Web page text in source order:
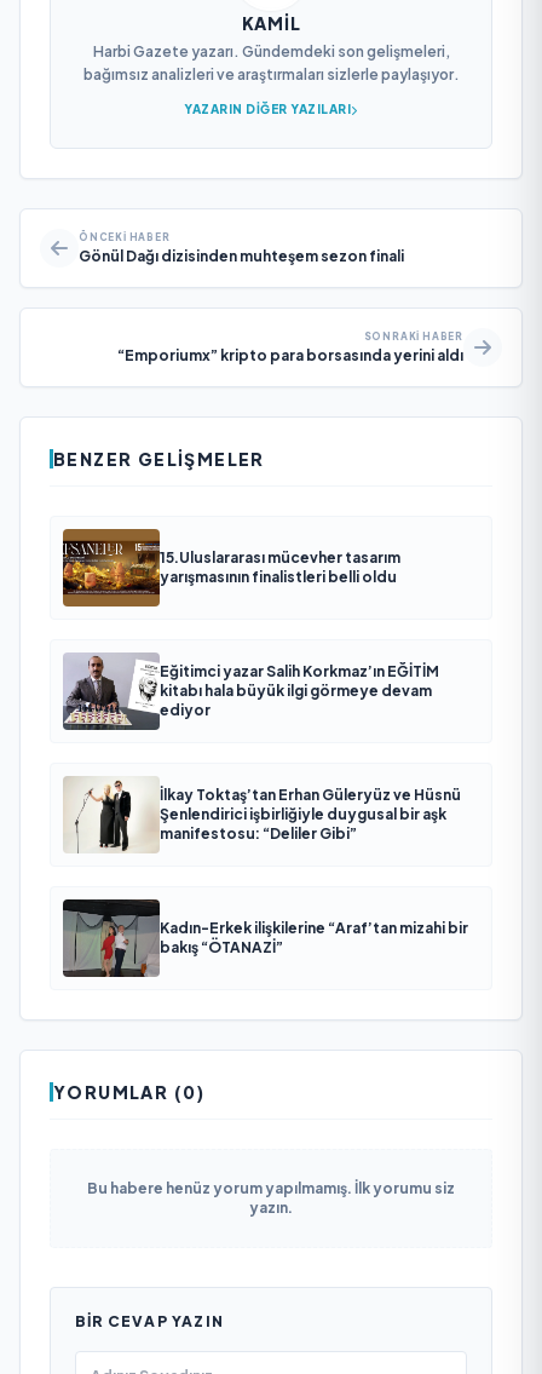
KAMIL
Harbi Gazete yazarı. Gündemdeki son gelişmeleri,
bağımsız analizleri ve araştırmaları sizlerle paylaşıyor.
YAZARIN DIĞER YAZILARI
ÖNCEKI HABER
Gönül Dağı dizisinden muhteşem sezon finali
SONRAKI HABER
“Emporiumx” kripto para borsasında yerini aldı
BENZER GELIŞMELER
15.Uluslararası mücevher tasarım
yarışmasının finalistleri belli oldu
Eğitimci yazar Salih Korkmaz’ın EĞİTİM
kitabı hala büyük ilgi görmeye devam
ediyor
İlkay Toktaş’tan Erhan Güleryüz ve Hüsnü
Şenlendirici işbirliğiyle duygusal bir aşk
manifestosu: “Deliler Gibi”
Kadın-Erkek ilişkilerine “Araf’tan mizahi bir
bakış “ÖTANAZİ”
YORUMLAR (0)
Bu habere henüz yorum yapılmamış. İlk yorumu siz
yazın.
BIR CEVAP YAZIN